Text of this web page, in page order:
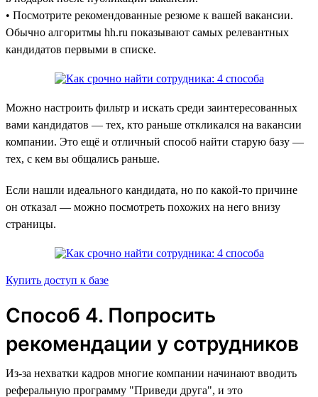
• Посмотрите рекомендованные резюме к вашей вакансии.
Обычно алгоритмы hh.ru показывают самых релевантных
кандидатов первыми в списке.
Можно настроить фильтр и искать среди заинтересованных
вами кандидатов — тех, кто раньше откликался на вакансии
компании. Это ещё и отличный способ найти старую базу —
тех, с кем вы общались раньше.
Если нашли идеального кандидата, но по какой-то причине
он отказал — можно посмотреть похожих на него внизу
страницы.
Купить доступ к базе
Способ 4. Попросить
рекомендации у сотрудников
Из-за нехватки кадров многие компании начинают вводить
реферальную программу "‎Приведи друга",‎ и это